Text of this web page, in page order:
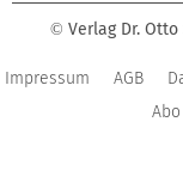
© Verlag Dr.
Impressum AGB